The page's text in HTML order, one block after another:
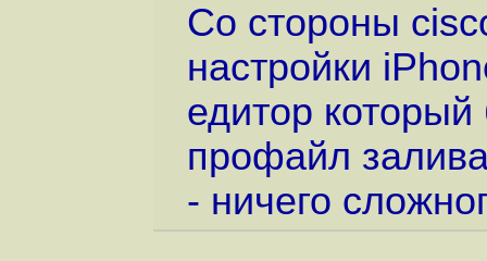
Со стороны
настройки
едитор
профайл
- ничего